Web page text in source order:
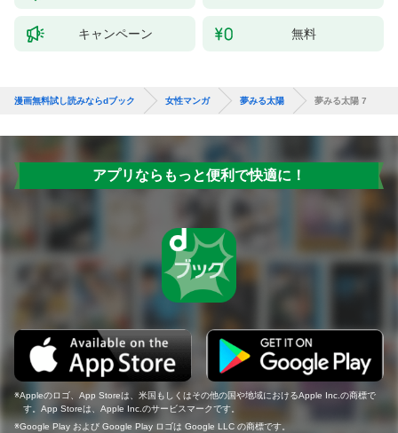
キャンペーン 無料
漫画無料試し読みならdブック 女性マンガ 夢みる太陽 夢みる太陽 7
アプリならもっと便利で快適に！
Appleのロゴ、App Storeは、米国もしくはその他の国や地域におけるApple Inc.の商標で
す。App Storeは、Apple Inc.のサービスマークです。
Google Play および Google Play ロゴは Google LLC の商標です。